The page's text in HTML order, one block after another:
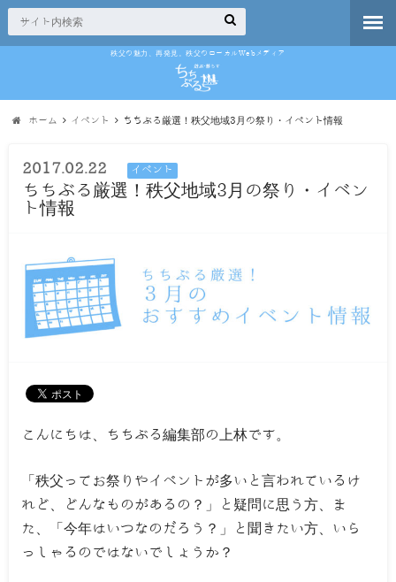
秩父の魅力、再発見。秩父のローカルWebメディア
ホーム イベント ちちぶる厳選！秩父地域3月の祭り・イベント情報
2017.02.22 イベント
ちちぶる厳選！秩父地域3月の祭り・イベン
ト情報
こんにちは、ちちぶる編集部の上林です。
「秩父ってお祭りやイベントが多いと言われているけ
れど、どんなものがあるの？」と疑問に思う方、ま
た、「今年はいつなのだろう？」と聞きたい方、いら
っしゃるのではないでしょうか？